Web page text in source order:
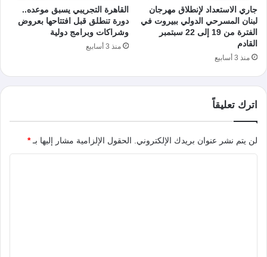
جاري الاستعداد لإنطلاق مهرجان
لبنان المسرحي الدولي ببيروت في
الفترة من 19 إلى 22 سبتمبر
القادم
منذ 3 أسابيع
القاهرة التجريبي يسبق موعده..
دورة تنطلق قبل افتتاحها بعروض
وشراكات وبرامج دولية
منذ 3 أسابيع
اترك تعليقاً
لن يتم نشر عنوان بريدك الإلكتروني. الحقول الإلزامية مشار إليها بـ*